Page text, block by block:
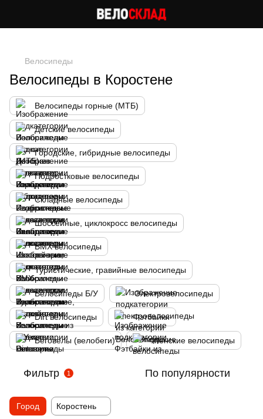
Велосипеды
Велосипеды в Коростене
Велосипеды горные (МТБ)
Детские велосипеды
Городские, гибридные велосипеды
Подростковые велосипеды
Складные велосипеды
Шоссейные, циклокросс велосипеды
BMX велосипеды
Туристические, гравийные велосипеды
Велосипеды Б/У Электровелосипеды
Dirt велосипеды Фэтбайки
Беговелы (велобеги) Женские велосипеды
Фильтр 1 По популярности
Город Коростень